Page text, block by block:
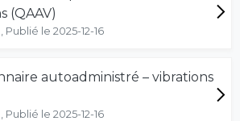
(QAAV)
Publié le 2025-12-16
autoadministré – vibrations
Publié le 2025-12-16